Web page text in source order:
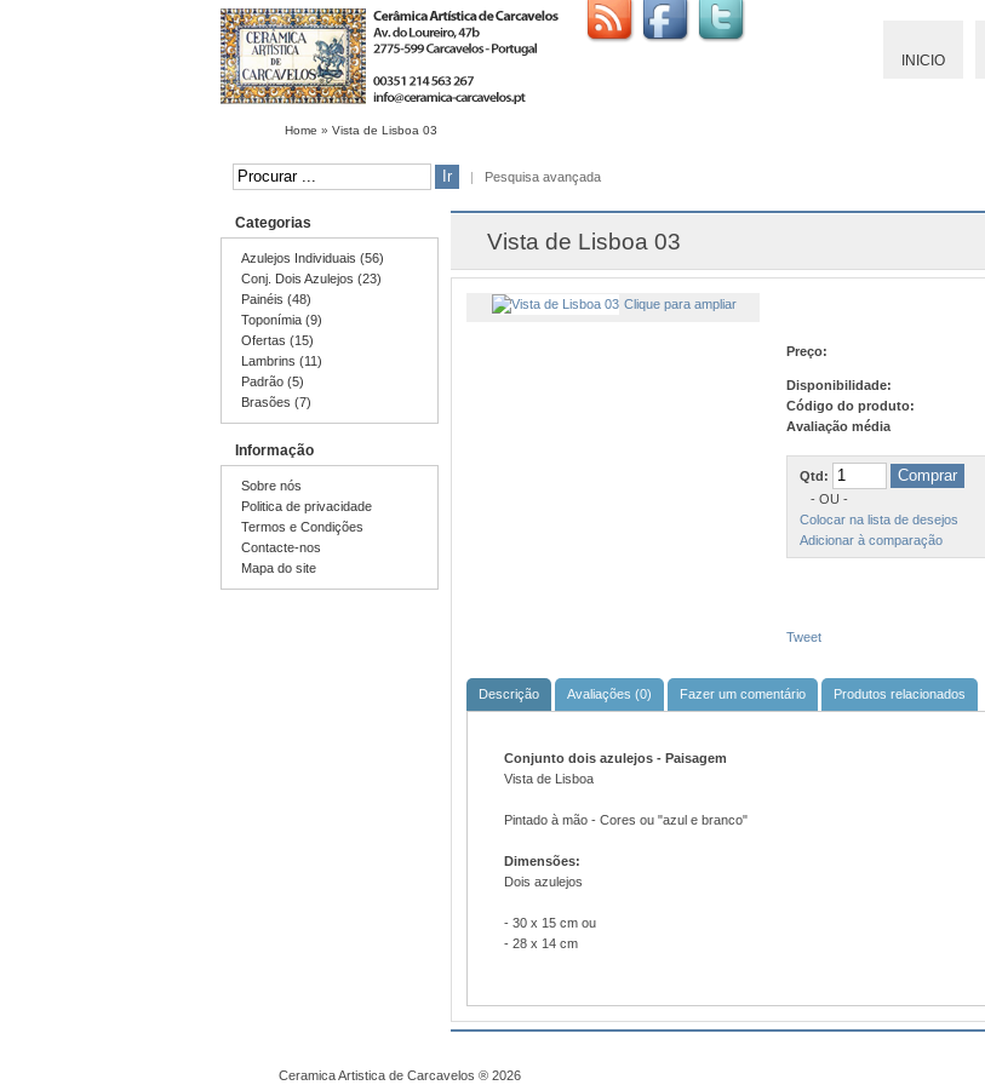
INICIO
| Pesquisa avançada
Categorias
Azulejos Individuais (56)
Conj. Dois Azulejos (23)
Painéis (48)
Toponímia (9)
Ofertas (15)
Lambrins (11)
Padrão (5)
Brasões (7)
Informação
Sobre nós
Politica de privacidade
Termos e Condições
Contacte-nos
Mapa do site
Home » Vista de Lisboa 03
Vista de Lisboa 03
Clique para ampliar
Preço:
Disponibilidade:
Código do produto:
Avaliação média
Qtd:
- OU -
Colocar na lista de desejos
Adicionar à comparação
Tweet
Descrição Avaliações (0) Fazer um comentário Produtos relacionados
Conjunto dois azulejos - Paisagem
Vista de Lisboa
Pintado à mão - Cores ou "azul e branco"
Dimensões:
Dois azulejos
- 30 x 15 cm ou
- 28 x 14 cm
Ceramica Artistica de Carcavelos ® 2026